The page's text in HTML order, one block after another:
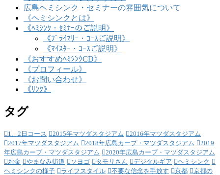
広島ヘミシンク・セミナーの雰囲気について
《ヘミシンクとは》
《ﾍﾐｼﾝｸ・ｾﾐﾅｰのご説明》
《ﾌﾟﾗｲﾏﾘｰ・ｺｰｽご説明》
《ﾏｲｽﾀｰ・ｺｰｽご説明》
《おすすめﾍﾐｼﾝｸCD》
《プロフィール》
《お問い合わせ》
《ﾘﾝｸ》
タグ
1、2日コース 2015年マツダスタジアム
2016年マツダスタジアム
2017年マツダスタジアム
2018年広島カープ・マツダスタジアム
2019
年広島カープ・マツダスタジアム
2020年広島カープ・マツダスタジアム
お金
やまなみ街道 ソヨゴ タモリさん デジタルギア
ヘミシンク
ヘミシンクの様子
ライフスタイル 不要な信念を手放す 京都
京都の